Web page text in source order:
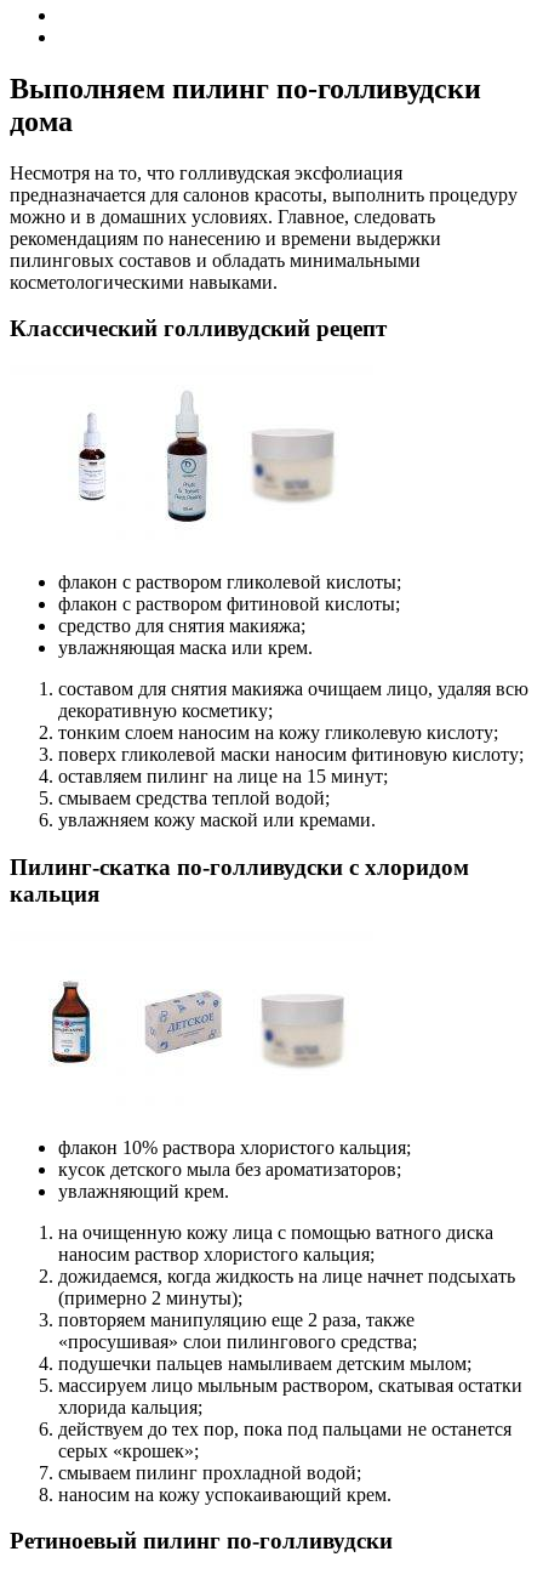
Выполняем пилинг по-голливудски
дома
Несмотря на то, что голливудская эксфолиация
предназначается для салонов красоты, выполнить процедуру
можно и в домашних условиях. Главное, следовать
рекомендациям по нанесению и времени выдержки
пилинговых составов и обладать минимальными
косметологическими навыками.
Классический голливудский рецепт
флакон с раствором гликолевой кислоты;
флакон с раствором фитиновой кислоты;
средство для снятия макияжа;
увлажняющая маска или крем.
составом для снятия макияжа очищаем лицо, удаляя всю
декоративную косметику;
тонким слоем наносим на кожу гликолевую кислоту;
поверх гликолевой маски наносим фитиновую кислоту;
оставляем пилинг на лице на 15 минут;
смываем средства теплой водой;
увлажняем кожу маской или кремами.
Пилинг-скатка по-голливудски с хлоридом
кальция
флакон 10% раствора хлористого кальция;
кусок детского мыла без ароматизаторов;
увлажняющий крем.
на очищенную кожу лица с помощью ватного диска
наносим раствор хлористого кальция;
дожидаемся, когда жидкость на лице начнет подсыхать
(примерно 2 минуты);
повторяем манипуляцию еще 2 раза, также
«просушивая» слои пилингового средства;
подушечки пальцев намыливаем детским мылом;
массируем лицо мыльным раствором, скатывая остатки
хлорида кальция;
действуем до тех пор, пока под пальцами не останется
серых «крошек»;
смываем пилинг прохладной водой;
наносим на кожу успокаивающий крем.
Ретиноевый пилинг по-голливудски